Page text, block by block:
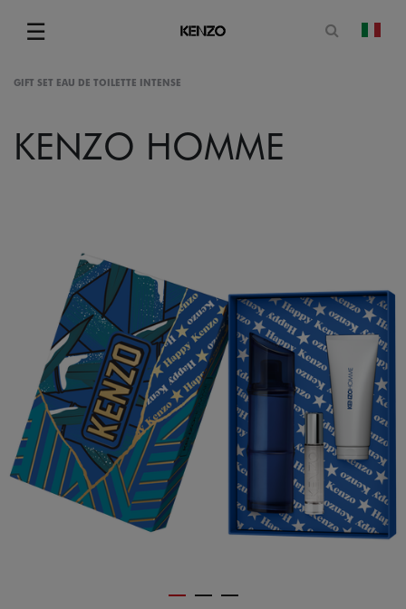
☰
Menu
Apri il
GIFT SET EAU DE TOILETTE INTENSE
KENZO HOMME